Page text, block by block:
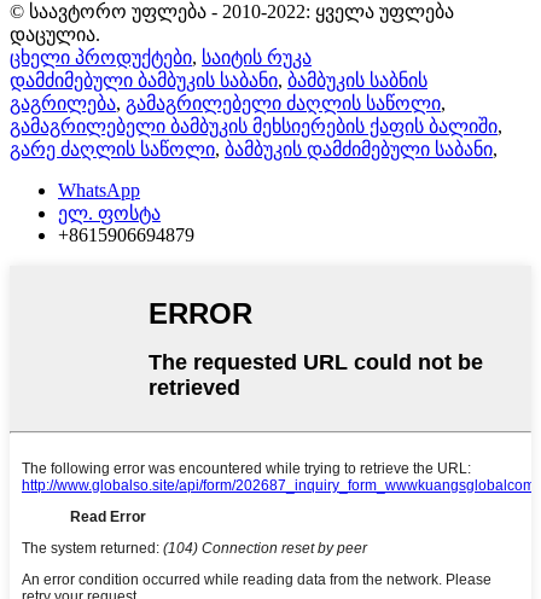
© საავტორო უფლება - 2010-2022: ყველა უფლება
დაცულია.
ცხელი პროდუქტები, საიტის რუკა
დამძიმებული ბამბუკის საბანი, ბამბუკის საბნის
გაგრილება, გამაგრილებელი ძაღლის საწოლი,
გამაგრილებელი ბამბუკის მეხსიერების ქაფის ბალიში,
გარე ძაღლის საწოლი, ბამბუკის დამძიმებული საბანი,
WhatsApp
ელ. ფოსტა
+8615906694879